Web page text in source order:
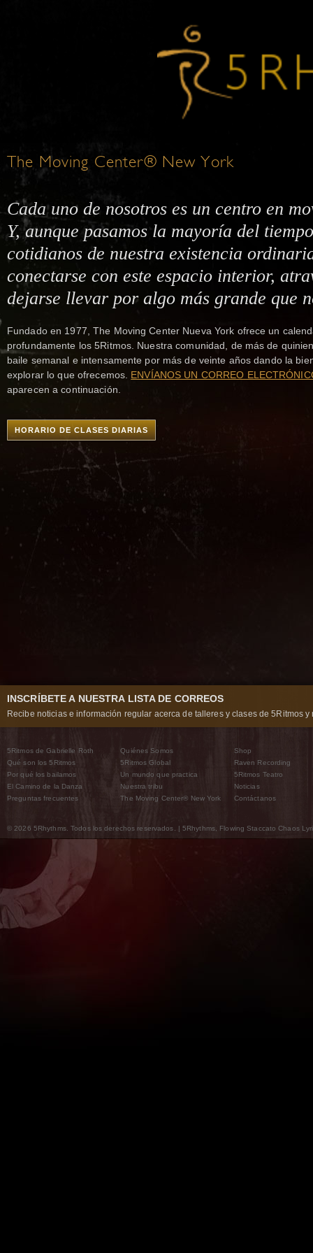
The Moving Center® New York
Cada uno de nosotros es un centro en
Y, aunque pasamos la mayoría del
cotidianos de nuestra existencia
conectarse con este espacio interior,
dejarse llevar por algo más grande que
Fundado en 1977, The Moving Center Nueva York ofrece un
profundamente los 5Ritmos. Nuestra comunidad, de más de
baile semanal e intensamente por más de veinte años dando la
explorar lo que ofrecemos. ENVÍANOS UN CORREO
aparecen a continuación.
HORARIO DE CLASES DIARIAS
INSCRÍBETE A NUESTRA LISTA DE CORREOS
Recibe noticias e información regular acerca de talleres y clases de 5Ritmos y
5Ritmos de Gabrielle Roth
Qué son los 5Ritmos
Por qué los bailamos
El Camino de la Danza
Preguntas frecuentes
Quiénes Somos
5Ritmos Global
Un mundo que practica
Nuestra tribu
The Moving Center® New York
Shop
Raven Recording
5Ritmos Teatro
Noticias
Contáctanos
© 2026 5Rhythms. Todos los derechos reservados. | 5Rhythms, Flowing Staccato Chaos